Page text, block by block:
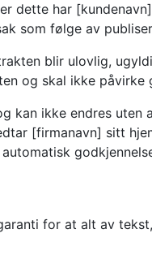
dette har
som følge av
blir ulovlig,
og skal ikke
kan ikke endres
[firmanavn] sitt
for at alt av